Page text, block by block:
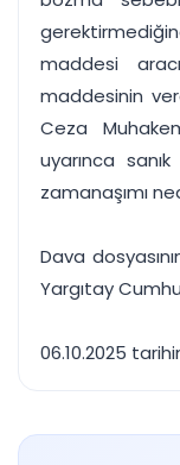
maddesi
maddesinin
Ceza
uyarınca
zamanaşımı
Dava
Yargıtay
06.10.2025